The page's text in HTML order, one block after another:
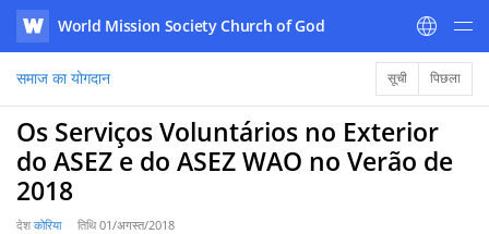
WATV
World Mission Society Church of God
समाज का योगदान सूची पिछला
Os Serviços Voluntários no Exterior
do ASEZ e do ASEZ WAO no Verão de
2018
देश कोरिया तिथि01/अगस्त/2018